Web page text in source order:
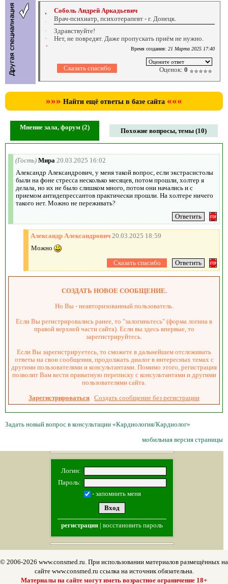
Соболь Андрей Аркадьевич
Врач-психиатр, психотерапевт - г. Донецк.
Здравствуйте!
Нет, не повредят. Даже пропускать приём не нужно.
Время создания: 21 Марта 2025 17:40
Оценок: 0
»»» Найти ещё ответы в базе сайта «««
Мнение зала, форум (2) Похожие вопросы, темы (10)
(Гость) Мира 20.03.2025 16:02
Александр Александрович, у меня такой вопрос, если экстрасистолы
были на фоне стресса несколько месяцев, потом прошли, холтер я
делала, но их не было слишком много, потом они начались и с
приемом антидепрессантов практически прошли. На холтере ничего
такого нет. Можно не переживать?
Александр Александрович 20.03.2025 18:59
Можно
СОЗДАТЬ НОВОЕ СООБЩЕНИЕ.
Но Вы - неавторизованный пользователь.
Если Вы регистрировались ранее, то "залогиньтесь" (форма логина в
правой верхней части сайта). Если вы здесь впервые, то
зарегистрируйтесь.
Если Вы зарегистрируетесь, то сможете в дальнейшем отслеживать
ответы на свои сообщения, продолжать диалог в интересных темах с
другими пользователями и консультантами. Помимо этого, регистрация
позволит Вам вести приватную переписку с консультантами и другими
пользователями сайта.
Зарегистрироваться Создать сообщение без регистрации
Задать новый вопрос в консультации «Кардиология/Кардиолог»
мобильная версия страницы
Логин:
Пароль:
- запомнить меня
регистрация| восстановить пароль
© 2006-2026 www.consmed.ru. При использовании материалов размещённых на
сайте www.consmed.ru ссылка на источник обязательна.
Материалы на сайте могут иметь возрастное ограничение 18+